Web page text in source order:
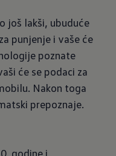
još lakši, ubuduće
punjenje i vaše će
poznate
će se podaci za
Nakon toga
prepoznaje.
godine i